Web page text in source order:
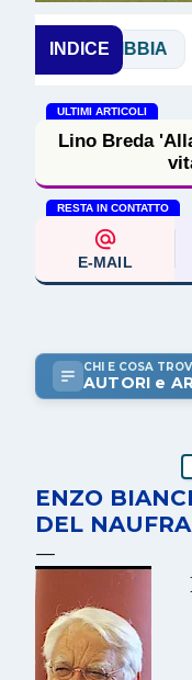
INDICE
BIBBIA
ULTIMI ARTICOLI
Lino Breda
RESTA IN CONTATTO
E-MAIL
CHI E COSA
AUTORI e
ENZO
DEL